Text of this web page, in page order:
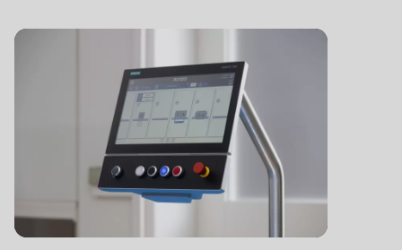
parameter
in